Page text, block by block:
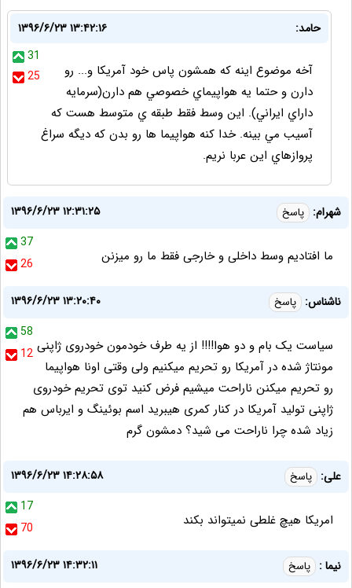
حامد:
۱۳۹۶/۶/۲۳ ۱۳:۴۲:۱۶
31
25
آخه موضوع اينه كه همشون پاس خود آمريكا و... رو
دارن و حتما يه هواپيماي خصوصي هم دارن(سرمايه
داراي ايراني). اين وسط فقط طبقه ي متوسط هست كه
آسيب مي بينه. خدا كنه هواپيما ها رو بدن كه ديگه سراغ
پروازهاي اين عربا نريم.
شهرام: پاسخ
۱۳۹۶/۶/۲۳ ۱۲:۳۱:۲۵
37
26
ما افتادیم وسط داخلی و خارجی فقط ما رو میزنن
ناشناس: پاسخ
۱۳۹۶/۶/۲۳ ۱۳:۲۰:۴۰
58
12 سیاست یک بام و دو هوا!!!! از یه طرف خودمون خودروی ژاپنی
مونتاژ شده در آمریکا رو تحریم میکنیم ولی وقتی اونا هواپیما
رو تحریم میکنن ناراحت میشیم فرض کنید توی تحریم خودروی
ژاپنی تولید آمریکا در کنار کمری هیبرید اسم بوئینگ و ایرباس هم
زیاد شده چرا ناراحت می شید؟ دمشون گرم
علی: پاسخ
۱۳۹۶/۶/۲۳ ۱۴:۲۸:۵۸
17
70
امریکا هیچ غلطی نمیتواند بکند
نیما : پاسخ
۱۳۹۶/۶/۲۳ ۱۴:۳۲:۱۱